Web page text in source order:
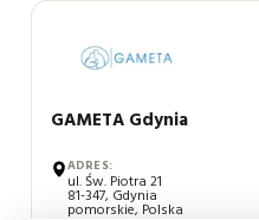
BAZA
OŚRODKÓW
LECZENIA
NIEPŁODNOŚCI
GAMETA Gdynia
ADRES:
ul. Św. Piotra 21
81-347, Gdynia
pomorskie, Polska